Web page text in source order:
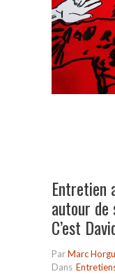
Entretien
autour
C’est
ParMarc
Dans